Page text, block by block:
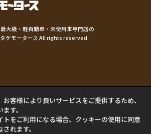
大級・軽自動車・未使用車専門店の
ケモータース All rights reserved.
客様により良いサービスをご提供するため、
す。
トをご利用になる場合、クッキーの使用に同意
れます。